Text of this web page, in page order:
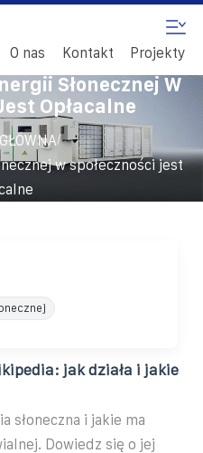
O nas Kontakt Projekty
Słonecznej W
Opłacalne
/
w społeczności jest
jak działa i jakie
słoneczna i jakie ma
Dowiedz się o jej